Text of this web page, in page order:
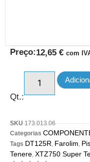
Preço:12,65 € com
Qt.:
SKU 173.013.06
Categorias
Tags DT125R, Farolim,
Tenere, XTZ750 Super